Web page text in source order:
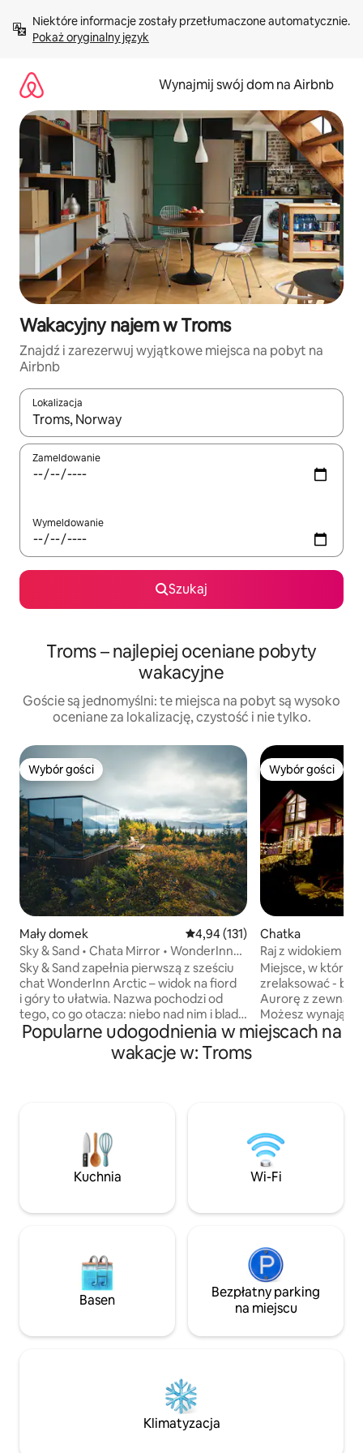
treści Pokaż oryginalny język
Wynajmij swój dom na Airbnb
Wakacyjny najem w Troms
Znajdź i zarezerwuj wyjątkowe miejsca na pobyt na
Airbnb
Lokalizacja
Gdy wyniki będą dostępne, możesz poruszać się po nich za
Zameldowanie
Wymeldowanie
Szukaj
Troms – najlepiej oceniane pobyty
wakacyjne
Goście są jednomyślni: te miejsca na pobyt są wysoko
oceniane za lokalizację, czystość i nie tylko.
Wybór gości
Wybór gości
Mały domek Średnia ocena: 4,94 na 5, liczba
4,94 (131)
Sky & Sand • Chata Mirror • WonderInn
Arctic
Sky & Sand zapełnia pierwszą z sześciu
chat WonderInn Arctic – widok na fiord
i góry to ułatwia. Nazwa pochodzi od
tego, co go otacza: niebo nad nim i blada
linia brzegowa Kvæfjordu pod nim. Szkło
lustrzane odbija oba te elementy, gdy
zmienia się światło. Chata Mirror dla
zorzy polarnej i słońca polarnego.
20 minut do Harstad, 1 godzina do
Evenes. Na miejscu można
zarezerwować saunę. Pościel, ręczniki,
zasłon zaciemniających – maska do
Wybór gości
Wybór gości
Chatka
Raj z widokiem
i luksusową sauną
Miejsce, w
zrelaksować -
Aurorę z
Możesz wynająć
4000 NOK i
widokiem! To wyjątkowe miejsce,
się z Tobą, jeśli
bezpieczny i
znajduje się 1
pokój z
wc/washm/
Popularne udogodnienia w miejscach na
wakacje w: Troms
Kuchnia Wi-Fi
Basen
Bezpłatny parking
na miejscu
Klimatyzacja